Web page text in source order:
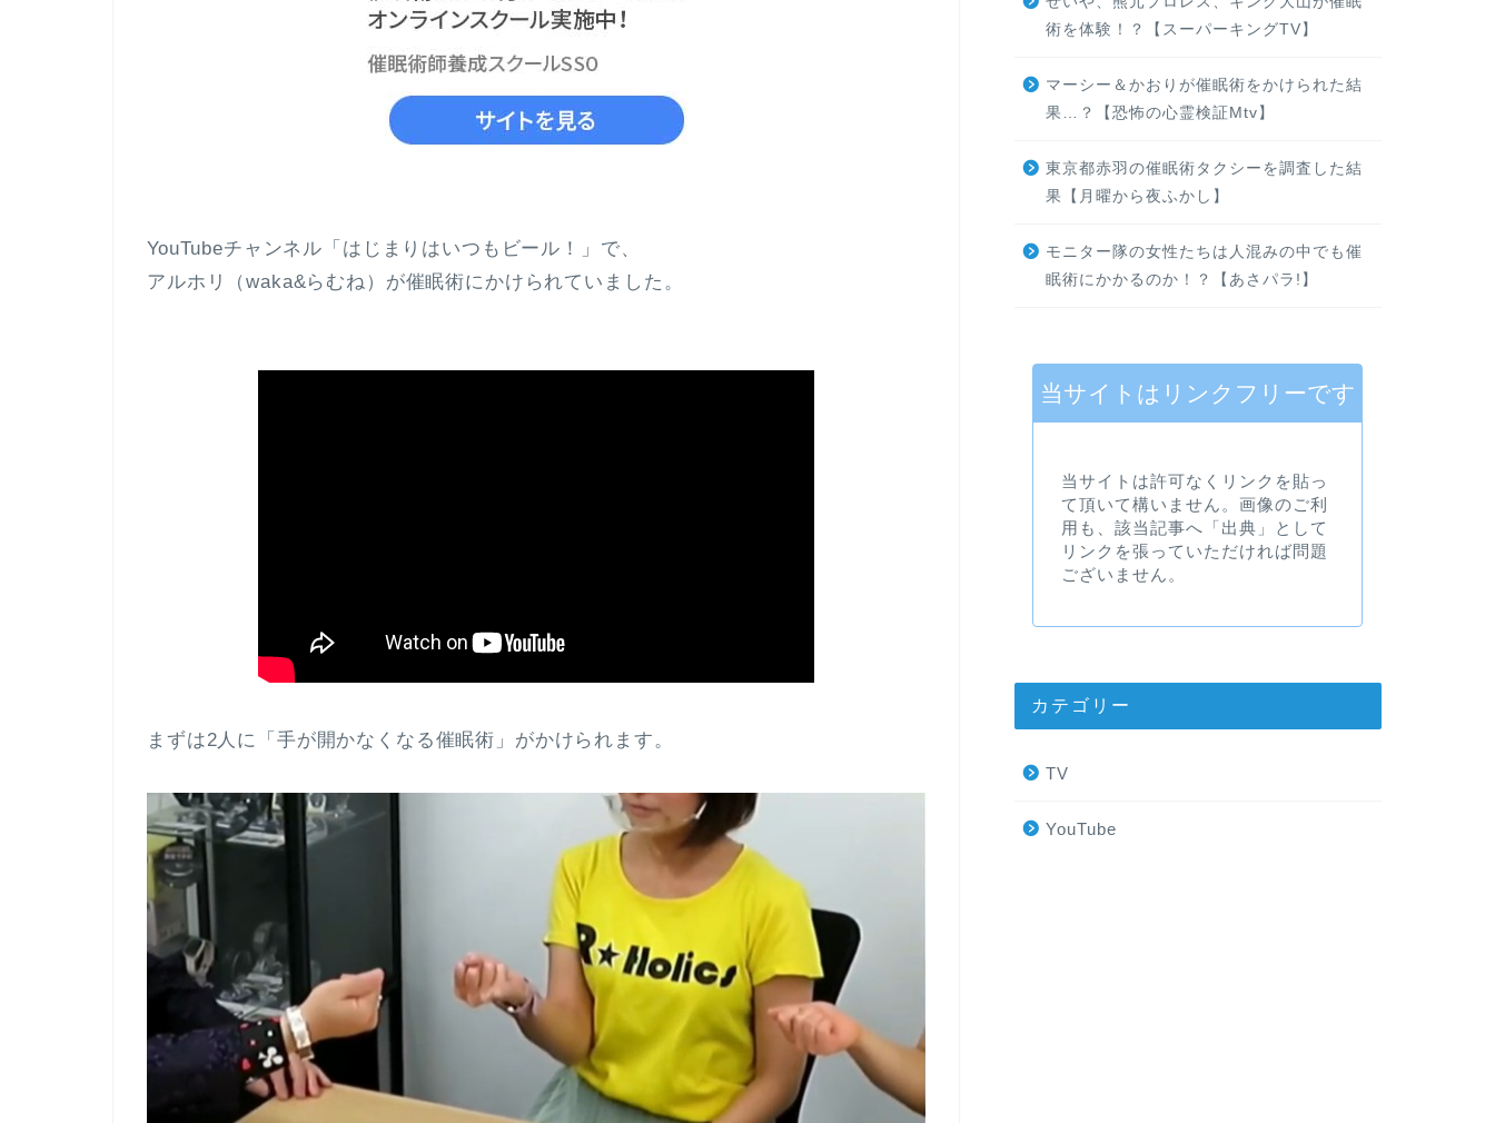
YouTubeチャンネル「はじまりはいつもビール！」で、
アルホリ（waka&らむね）が催眠術にかけられていました。
まずは2人に「手が開かなくなる催眠術」がかけられます。
術を体験！？【スーパーキングTV】
マーシー＆かおりが催眠術をかけられた結
果…？【恐怖の心霊検証Mtv】
東京都赤羽の催眠術タクシーを調査した結
果【月曜から夜ふかし】
モニター隊の女性たちは人混みの中でも催
眠術にかかるのか！？【あさパラ!】
当サイトはリンクフリーです
当サイトは許可なくリンクを貼っ
て頂いて構いません。画像のご利
用も、該当記事へ「出典」として
リンクを張っていただければ問題
ございません。
カテゴリー
TV
YouTube